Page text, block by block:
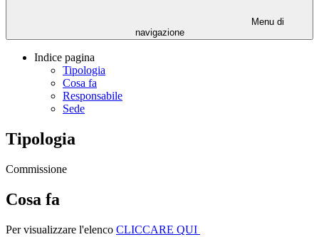
Menu di
navigazione
Indice pagina
Tipologia
Cosa fa
Responsabile
Sede
Tipologia
Commissione
Cosa fa
Per visualizzare l'elenco CLICCARE QUI